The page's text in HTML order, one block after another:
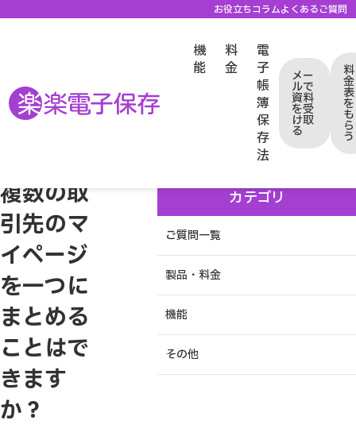
お役立ちコラムよくあるご質問
機
能
料
金
電
子
帳
簿
保
存
法
メー
ルで
資料
を受
け取
る
料
金
表
を
も
ら
う
クラウド型電子帳簿保存システム「楽楽電子保存」TOP
よくあるご質問
機能
複数の取引先のマイページを一つにまとめることはできますか？
複数の取
引先のマ
イページ
を一つに
まとめる
ことはで
きます
か？
カテゴリ
ご質問一覧
製品・料金
機能
その他